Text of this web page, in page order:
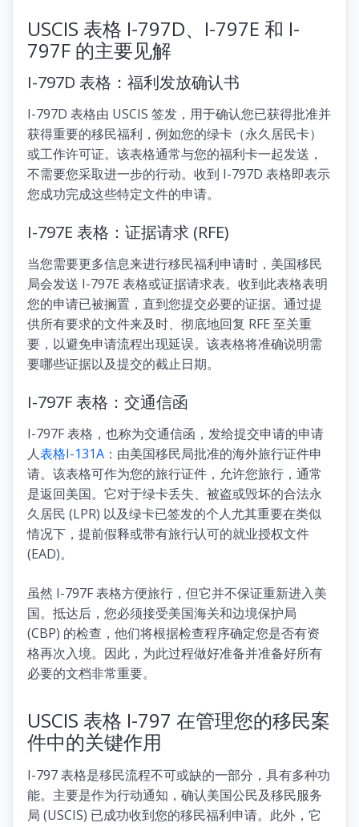
USCIS 表格 I-797D、I-797E 和 I-
797F 的主要见解
I-797D 表格：福利发放确认书
I-797D 表格由 USCIS 签发，用于确认您已获得批准并
获得重要的移民福利，例如您的绿卡（永久居民卡）
或工作许可证。该表格通常与您的福利卡一起发送，
不需要您采取进一步的行动。收到 I-797D 表格即表示
您成功完成这些特定文件的申请。
I-797E 表格：证据请求 (RFE)
当您需要更多信息来进行移民福利申请时，美国移民
局会发送 I-797E 表格或证据请求表。收到此表格表明
您的申请已被搁置，直到您提交必要的证据。通过提
供所有要求的文件来及时、彻底地回复 RFE 至关重
要，以避免申请流程出现延误。该表格将准确说明需
要哪些证据以及提交的截止日期。
I-797F 表格：交通信函
I-797F 表格，也称为交通信函，发给提交申请的申请
人表格I-131A ：由美国移民局批准的海外旅行证件申
请。该表格可作为您的旅行证件，允许您旅行，通常
是返回美国。它对于绿卡丢失、被盗或毁坏的合法永
久居民 (LPR) 以及绿卡已签发的个人尤其重要在类似
情况下，提前假释或带有旅行认可的就业授权文件
(EAD)。
虽然 I-797F 表格方便旅行，但它并不保证重新进入美
国。抵达后，您必须接受美国海关和边境保护局
(CBP) 的检查，他们将根据检查程序确定您是否有资
格再次入境。因此，为此过程做好准备并准备好所有
必要的文档非常重要。
USCIS 表格 I-797 在管理您的移民案
件中的关键作用
I-797 表格是移民流程不可或缺的一部分，具有多种功
能。主要是作为行动通知，确认美国公民及移民服务
局 (USCIS) 已成功收到您的移民福利申请。此外，它